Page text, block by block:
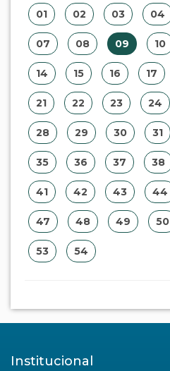
01 02 03 04
07 08 09 10
14 15 16 17
21 22 23 24
28 29 30 31
35 36 37 38
41 42 43 44
47 48 49 50
53 54
Institucional